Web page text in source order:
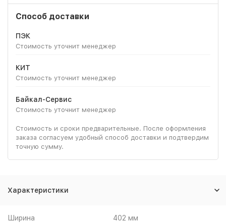
Способ доставки
ПЭК
Стоимость уточнит менеджер
КИТ
Стоимость уточнит менеджер
Байкал-Сервис
Стоимость уточнит менеджер
Стоимость и сроки предварительные. После оформления
заказа согласуем удобный способ доставки и подтвердим
точную сумму.
Характеристики
Ширина 402 мм